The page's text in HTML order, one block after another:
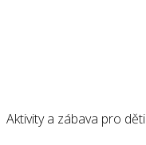
Aktivity a zábava pro děti